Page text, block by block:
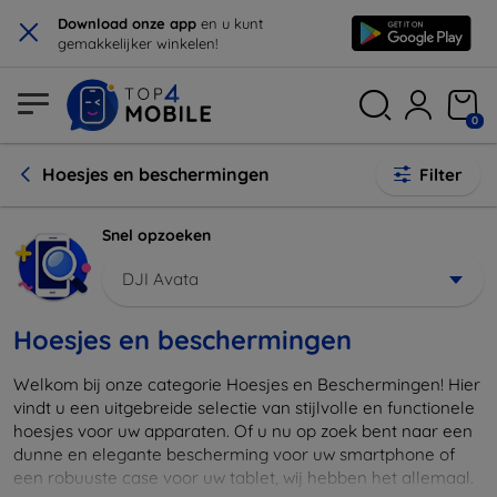
× Download onze app en u kunt
gemakkelijker winkelen!
0
Hoesjes en beschermingen Filter
Snel opzoeken
DJI Avata
Hoesjes en beschermingen
Welkom bij onze categorie Hoesjes en Beschermingen! Hier
vindt u een uitgebreide selectie van stijlvolle en functionele
hoesjes voor uw apparaten. Of u nu op zoek bent naar een
dunne en elegante bescherming voor uw smartphone of
een robuuste case voor uw tablet, wij hebben het allemaal.